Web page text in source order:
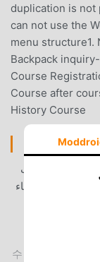
duplication is not
can not use the
menu structure1.
Backpack
Course
Course after
History Course
수강신청 باعتباره تطبيقًا شائعًا جدًا education مؤخرًا ، فقد جذب
عددًا كبيرًا من المستخدمين الذين يحبون education في جميع أنحاء
فتح جميع ميزات التطبيق مجانا. يعد moddroid بأن جميع تعديلات 수